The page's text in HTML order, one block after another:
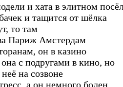
и хата в элитном
и тащится от шёлка
то там
Париж Амстердам
он в казино
с подругами в кино, но
на созвоне
а он немного болен